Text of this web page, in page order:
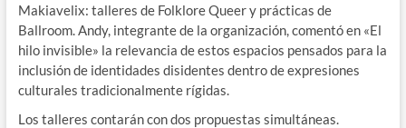
Makiavelix: talleres de Folklore Queer y prácticas de
Ballroom. Andy, integrante de la organización, comentó en «El
hilo invisible» la relevancia de estos espacios pensados para la
inclusión de identidades disidentes dentro de expresiones
culturales tradicionalmente rígidas.
Los talleres contarán con dos propuestas simultáneas.